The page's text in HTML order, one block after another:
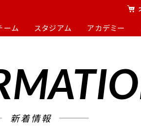
ーム スタジアム アカデミー
新着情報